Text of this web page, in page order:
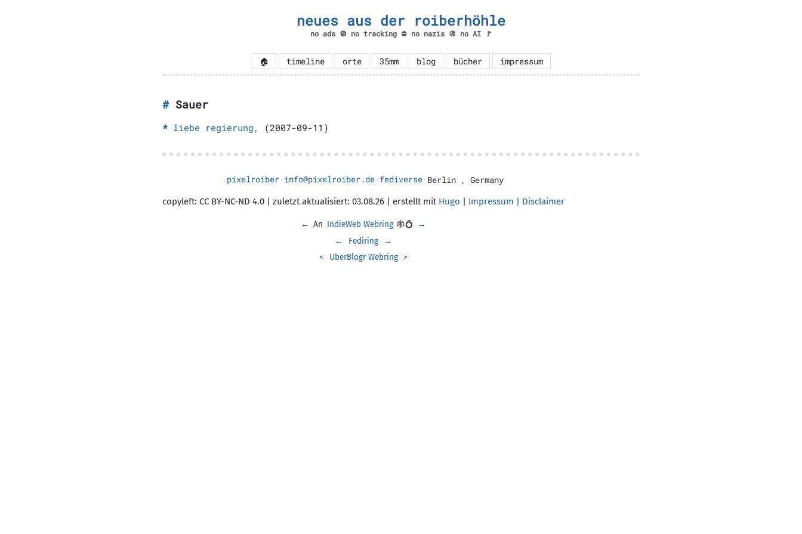
neues aus der roiberhöhle
no ads 🚫 no tracking ⛔ no nazis 🚯 no AI 🚩
🏠 timeline orte 35mm blog bücher impressum
Sauer
liebe regierung, (2007-09-11)
pixelroiber· info@pixelroiber.de· fediverse· Berlin , Germany
copyleft: CC BY-NC-ND 4.0 | zuletzt aktualisiert: 03.08.26 | erstellt mit Hugo | Impressum | Disclaimer
← An IndieWeb Webring 🕸💍
→
←
Fediring
→
<
UberBlogr Webring >